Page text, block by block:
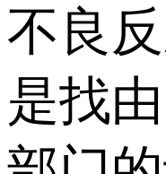
不良
是找